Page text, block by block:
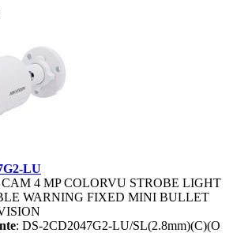
LU
4 MP COLORVU STROBE LIGHT
WARNING FIXED MINI BULLET
: DS-2CD2047G2-LU/SL(2.8mm)(C)(O